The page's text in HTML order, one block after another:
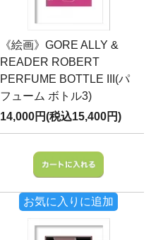
《絵画》GORE ALLY &
READER ROBERT
PERFUME BOTTLE III(パ
フューム ボトル3)
14,000円(税込15,400円)
お気に入りに追加